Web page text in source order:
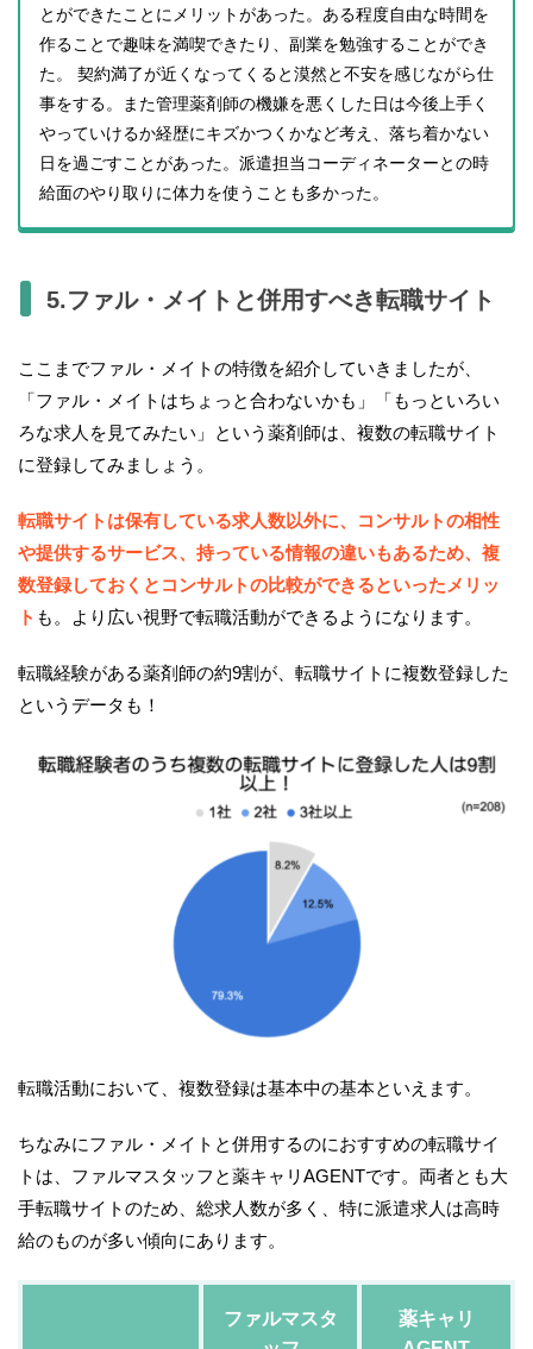
とができたことにメリットがあった。ある程度自由な時間を
作ることで趣味を満喫できたり、副業を勉強することができ
た。 契約満了が近くなってくると漠然と不安を感じながら仕
事をする。また管理薬剤師の機嫌を悪くした日は今後上手く
やっていけるか経歴にキズかつくかなど考え、落ち着かない
日を過ごすことがあった。派遣担当コーディネーターとの時
給面のやり取りに体力を使うことも多かった。
5.ファル・メイトと併用すべき転職サイト
ここまでファル・メイトの特徴を紹介していきましたが、
「ファル・メイトはちょっと合わないかも」「もっといろい
ろな求人を見てみたい」という薬剤師は、複数の転職サイト
に登録してみましょう。
転職サイトは保有している求人数以外に、コンサルトの相性
や提供するサービス、持っている情報の違いもあるため、複
数登録しておくとコンサルトの比較ができるといったメリッ
ト も。より広い視野で転職活動ができるようになります。
転職経験がある薬剤師の約9割が、転職サイトに複数登録した
というデータも！
転職活動において、複数登録は基本中の基本といえます。
ちなみにファル・メイトと併用するのにおすすめの転職サイ
トは、ファルマスタッフと薬キャリAGENTです。両者とも大
手転職サイトのため、総求人数が多く、特に派遣求人は高時
給のものが多い傾向にあります。
ファルマスタ
薬キャリ